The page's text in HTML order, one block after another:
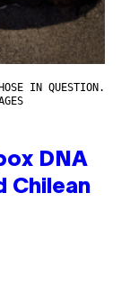
IN QUESTION.
DNA
Chilean